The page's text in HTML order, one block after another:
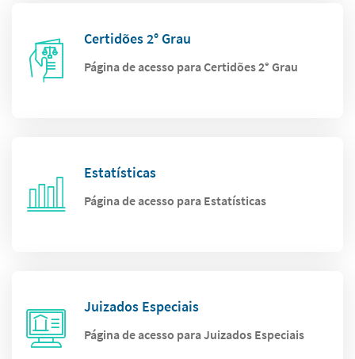
Certidões 2° Grau
Página de acesso para Certidões 2° Grau
Estatísticas
Página de acesso para Estatísticas
Juizados Especiais
Página de acesso para Juizados Especiais